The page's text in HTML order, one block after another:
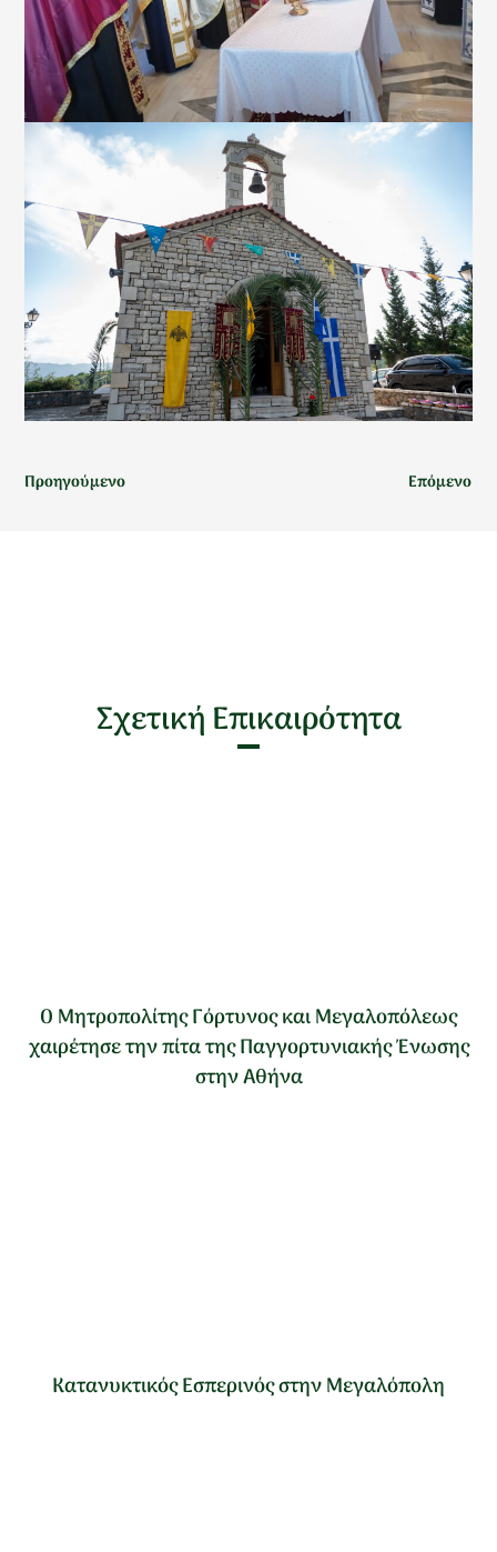
Προηγούμενο Επόμενο
Σχετική Επικαιρότητα
Ο Μητροπολίτης Γόρτυνος και Μεγαλοπόλεως
χαιρέτησε την πίτα της Παγγορτυνιακής Ένωσης
στην Αθήνα
Κατανυκτικός Εσπερινός στην Μεγαλόπολη